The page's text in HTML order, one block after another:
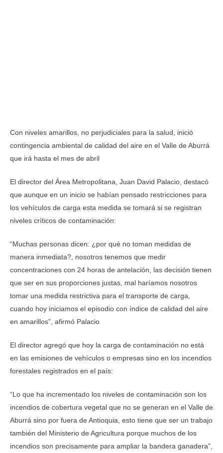
Con niveles amarillos, no perjudiciales para la salud, inició
contingencia ambiental de calidad del aire en el Valle de Aburrá
que irá hasta el mes de abril
El director del Área Metropolitana, Juan David Palacio, destacó
que aunque en un inicio se habían pensado restricciones para
los vehículos de carga esta medida se tomará si se registran
niveles críticos de contaminación:
“Muchas personas dicen: ¿por qué no toman medidas de
manera inmediata?, nosotros tenemos que medir
concentraciones con 24 horas de antelación, las decisión tienen
que ser en sus proporciones justas, mal haríamos nosotros
tomar una medida restrictiva para el transporte de carga,
cuando hoy iniciamos el episodio con índice de calidad del aire
en amarillos”, afirmó Palacio
El director agregó que hoy la carga de contaminación no está
en las emisiones de vehículos o empresas sino en los incendios
forestales registrados en el país:
“Lo que ha incrementado los niveles de contaminación son los
incendios de cobertura vegetal que no se generan en el Valle de
Aburrá sino por fuera de Antioquia, esto tiene que ser un trabajo
también del Ministerio de Agricultura porque muchos de los
incendios son precisamente para ampliar la bandera ganadera”,